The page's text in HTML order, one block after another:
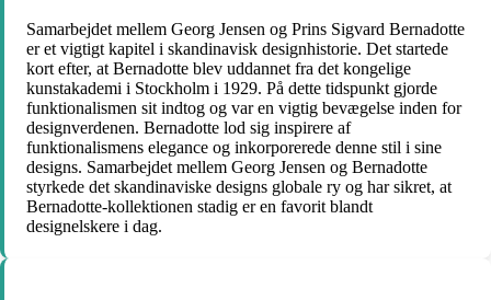
Samarbejdet mellem Georg Jensen og Prins Sigvard Bernadotte
er et vigtigt kapitel i skandinavisk designhistorie. Det startede
kort efter, at Bernadotte blev uddannet fra det kongelige
kunstakademi i Stockholm i 1929. På dette tidspunkt gjorde
funktionalismen sit indtog og var en vigtig bevægelse inden for
designverdenen. Bernadotte lod sig inspirere af
funktionalismens elegance og inkorporerede denne stil i sine
designs. Samarbejdet mellem Georg Jensen og Bernadotte
styrkede det skandinaviske designs globale ry og har sikret, at
Bernadotte-kollektionen stadig er en favorit blandt
designelskere i dag.